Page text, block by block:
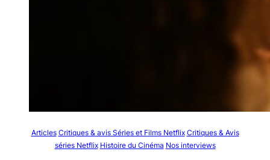
Articles Critiques & avis Séries et Films Netflix Critiques & Avis
séries Netflix Histoire du Cinéma Nos interviews